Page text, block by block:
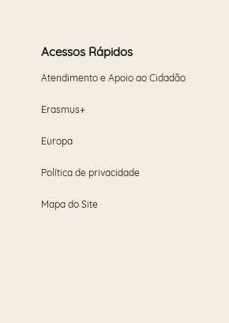
Acessos Rápidos
Atendimento e Apoio ao Cidadão
Erasmus+
Europa
Política de privacidade
Mapa do Site